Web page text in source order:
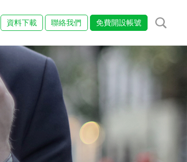
資料下載 聯絡我們 免費開設帳號